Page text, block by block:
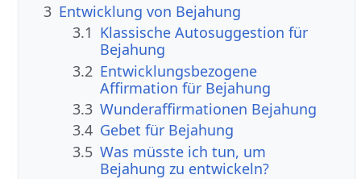
3 Entwicklung von Bejahung
3.1 Klassische Autosuggestion für
Bejahung
3.2 Entwicklungsbezogene
Affirmation für Bejahung
3.3 Wunderaffirmationen Bejahung
3.4 Gebet für Bejahung
3.5 Was müsste ich tun, um
Bejahung zu entwickeln?